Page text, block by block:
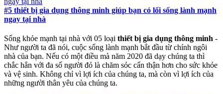
#5 thiết bị gia dụng thông minh giúp bạn có lối sống lành mạnh
ngay tại nhà
Sống khỏe mạnh tại nhà với 05 loại thiết bị gia dụng thông minh -
Như người ta đã nói, cuộc sống lành mạnh bắt đầu từ chính ngôi
nhà của bạn. Nếu có một điều mà năm 2020 đã dạy chúng ta thì
chắc hẳn với đa số người đó là chăm sóc cẩn thận hơn cho sức khỏe
và vệ sinh. Không chỉ vì lợi ích của chúng ta, mà còn vì lợi ích của
những người thân yêu của chúng ta.